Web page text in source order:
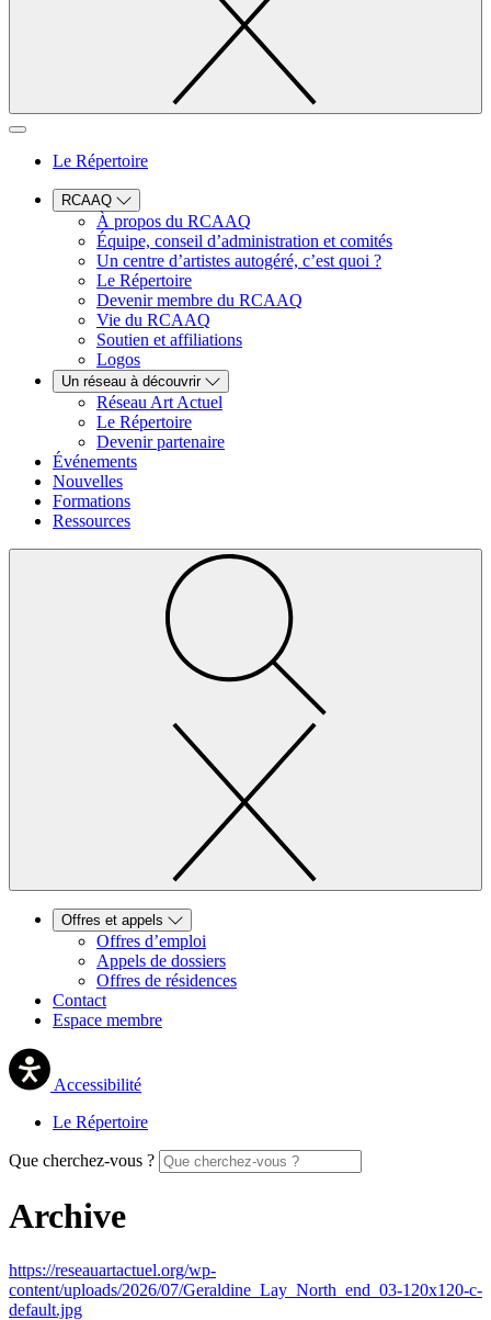
Le Répertoire
RCAAQ
À propos du RCAAQ
Équipe, conseil d’administration et comités
Un centre d’artistes autogéré, c’est quoi ?
Le Répertoire
Devenir membre du RCAAQ
Vie du RCAAQ
Soutien et affiliations
Logos
Un réseau à découvrir
Réseau Art Actuel
Le Répertoire
Devenir partenaire
Événements
Nouvelles
Formations
Ressources
Offres et appels
Offres d’emploi
Appels de dossiers
Offres de résidences
Contact
Espace membre
Accessibilité
Le Répertoire
Que cherchez-vous ?
Archive
https://reseauartactuel.org/wp-
content/uploads/2026/07/Geraldine_Lay_North_end_03-120x120-c-
default.jpg